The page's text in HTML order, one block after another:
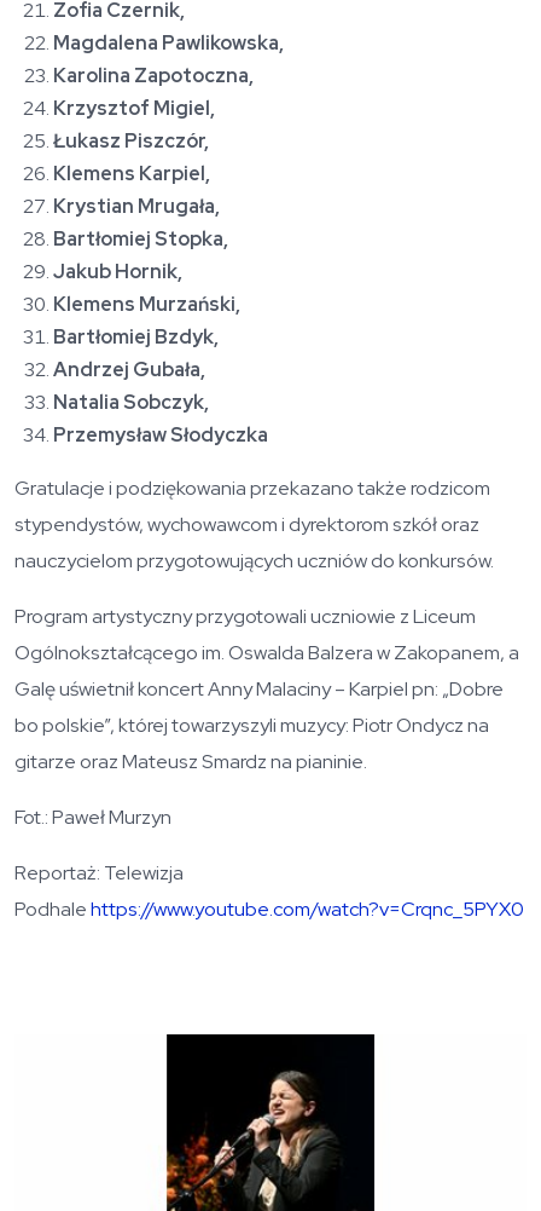
Zofia Czernik,
Magdalena Pawlikowska,
Karolina Zapotoczna,
Krzysztof Migiel,
Łukasz Piszczór,
Klemens Karpiel,
Krystian Mrugała,
Bartłomiej Stopka,
Jakub Hornik,
Klemens Murzański,
Bartłomiej Bzdyk,
Andrzej Gubała,
Natalia Sobczyk,
Przemysław Słodyczka
Gratulacje i podziękowania przekazano także rodzicom
stypendystów, wychowawcom i dyrektorom szkół oraz
nauczycielom przygotowujących uczniów do konkursów.
Program artystyczny przygotowali uczniowie z Liceum
Ogólnokształcącego im. Oswalda Balzera w Zakopanem, a
Galę uświetnił koncert Anny Malaciny – Karpiel pn: „Dobre
bo polskie”, której towarzyszyli muzycy: Piotr Ondycz na
gitarze oraz Mateusz Smardz na pianinie.
Fot.: Paweł Murzyn
Reportaż: Telewizja
Podhalehttps://www.youtube.com/watch?v=Crqnc_5PYX0